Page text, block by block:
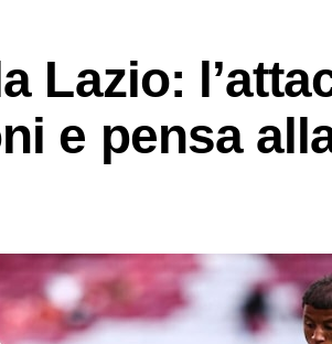
Lazio:
e pensa